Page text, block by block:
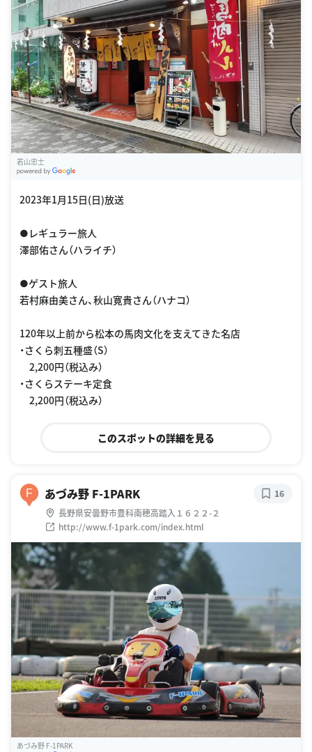
若山忠士
2023年1月15日(日)放送
●レギュラー旅人
澤部佑さん（ハライチ）
●ゲスト旅人
若村麻由美さん、秋山寛貴さん（ハナコ）
120年以上前から松本の馬肉文化を支えてきた名店
・さくら刺五種盛（S）
2,200円（税込み）
・さくらステーキ定食
2,200円（税込み）
このスポットの詳細を見る
F あづみ野 F-1PARK
長野県安曇野市豊科南穂高踏入１６２２-２
http://www.f-1park.com/index.html
16
あづみ野 F-1PARK